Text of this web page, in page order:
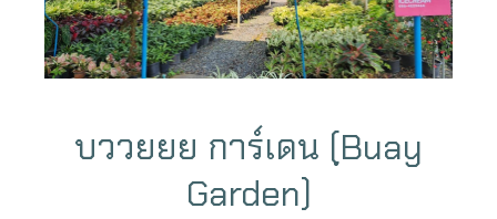
บววยยย การ์เดน (ฺBuay
Garden)